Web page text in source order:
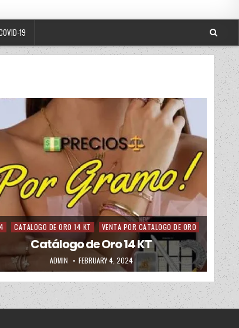
19
inCATALOGO DE ORO 14 KT VENTA POR CATALOGO DE ORO
Catálogo de Oro 14 KT
AUTHOR:
ADMIN PUBLISHED DATE:
FEBRUARY 4, 2024